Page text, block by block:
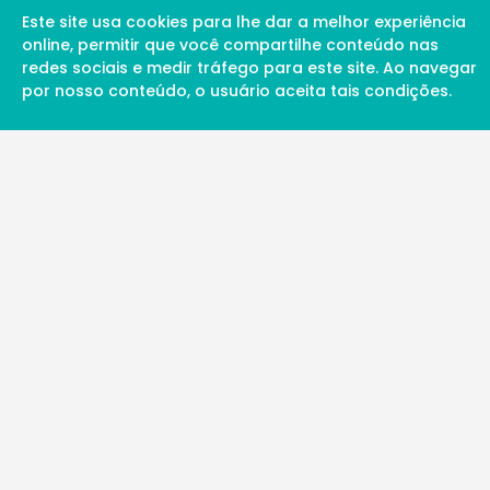
Este site usa cookies para lhe dar a melhor experiência
online, permitir que você compartilhe conteúdo nas
redes sociais e medir tráfego para este site. Ao navegar
por nosso conteúdo, o usuário aceita tais condições.